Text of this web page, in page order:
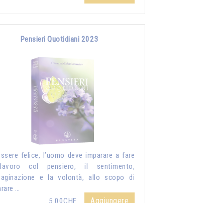
Pensieri Quotidiani 2023
felice, l’uomo deve imparare a fare
col pensiero, il sentimento,
e la volontà, allo scopo di
…
5.00CHF
Aggiungere